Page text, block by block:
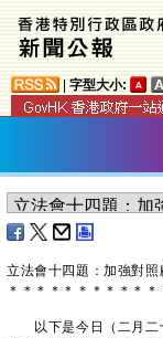
字型大小:
立法會十四題：加強對照
＊ ＊ ＊ ＊ ＊ ＊ ＊ ＊ ＊ ＊ ＊
以下是今日（二月二